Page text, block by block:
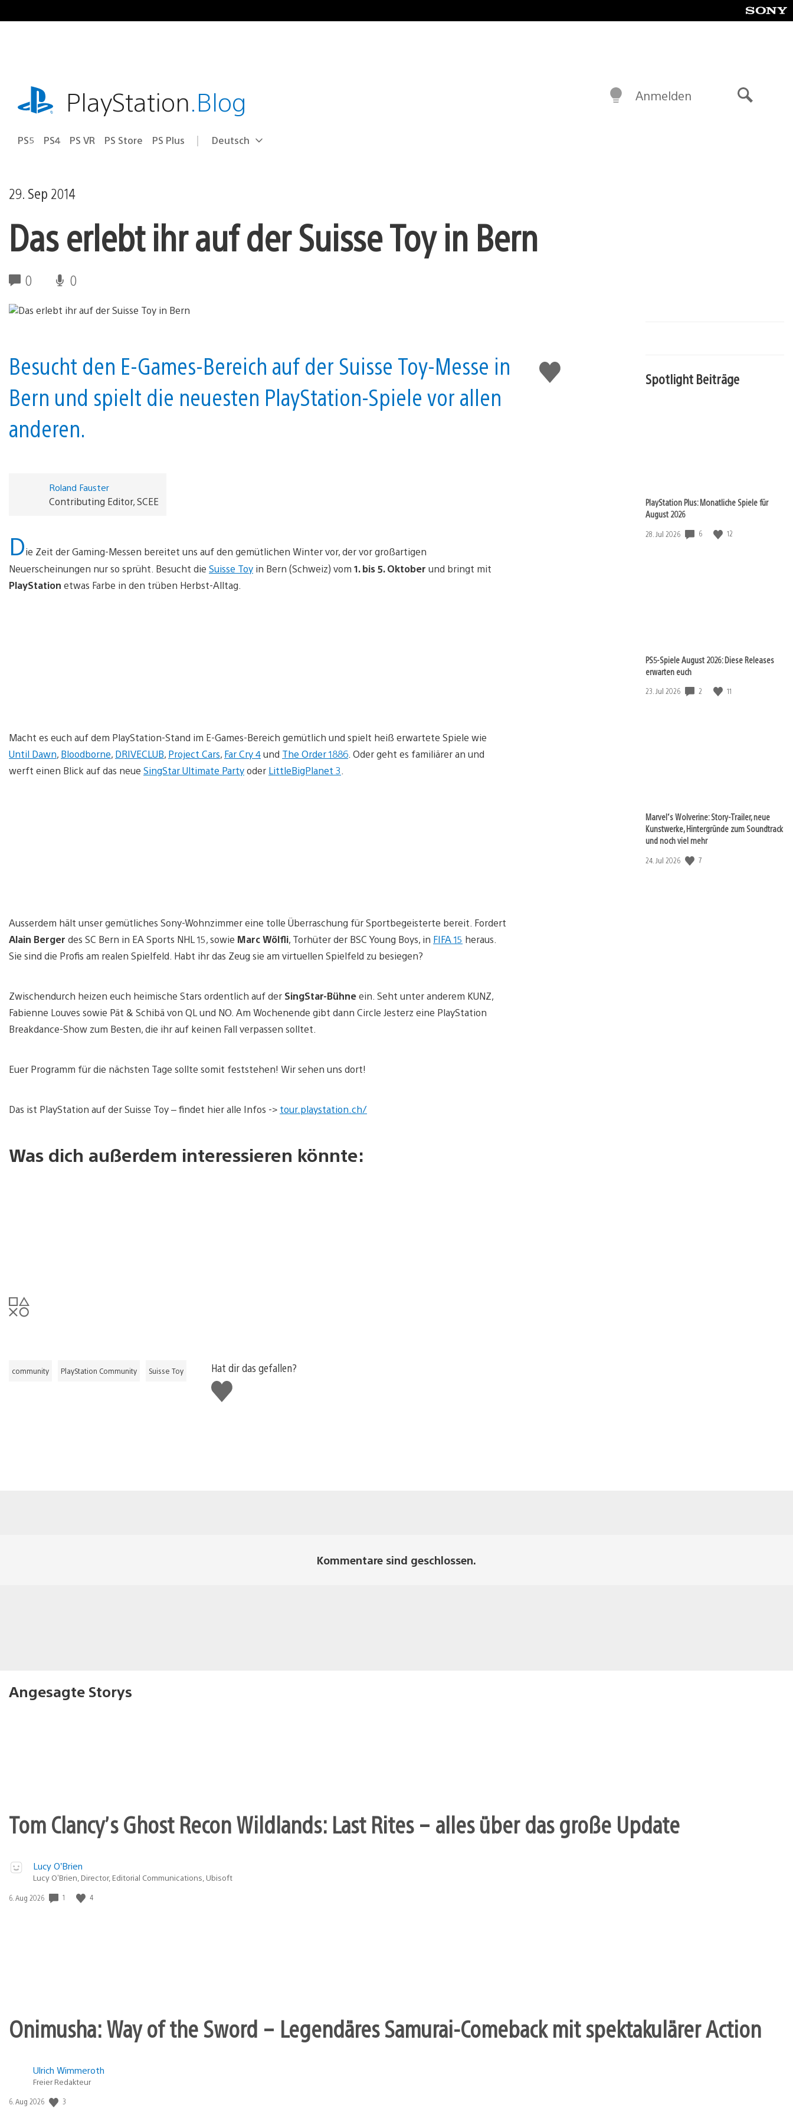
Inhalt
playstation.comPlayStation.Blog
PS5 PS4 PS VR PS Store PS Plus Select
Aktuelle
Deutsch
Anmelden
29. Sep 2014
Das erlebt ihr auf der Suisse Toy in Bern
0 0
Gefällt
mir
Besucht den E-Games-Bereich auf der Suisse Toy-Messe in
Bern und spielt die neuesten PlayStation-Spiele vor allen
anderen.
Roland Fauster
Contributing Editor, SCEE
Die Zeit der Gaming-Messen bereitet uns auf den gemütlichen Winter vor, der vor großartigen
Neuerscheinungen nur so sprüht. Besucht die Suisse Toy in Bern (Schweiz) vom 1. bis 5. Oktober und bringt mit
PlayStation etwas Farbe in den trüben Herbst-Alltag.
Macht es euch auf dem PlayStation-Stand im E-Games-Bereich gemütlich und spielt heiß erwartete Spiele wie
Until Dawn, Bloodborne, DRIVECLUB, Project Cars, Far Cry 4und The Order 1886 . Oder geht es familiärer an und
werft einen Blick auf das neue SingStar Ultimate Partyoder LittleBigPlanet 3
Ausserdem hält unser gemütliches Sony-Wohnzimmer eine tolle Überraschung für Sportbegeisterte bereit. Fordert
Alain Berger des SC Bern in EA Sports NHL 15, sowie Marc Wölfli, Torhüter der BSC Young Boys, in FIFA 15 heraus.
Sie sind die Profis am realen Spielfeld. Habt ihr das Zeug sie am virtuellen Spielfeld zu besiegen?
Zwischendurch heizen euch heimische Stars ordentlich auf der SingStar-Bühneein. Seht unter anderem KUNZ,
Fabienne Louves sowie Pät & Schibä von QL und NO. Am Wochenende gibt dann Circle Jesterz eine PlayStation
Breakdance-Show zum Besten, die ihr auf keinen Fall verpassen solltet.
Euer Programm für die nächsten Tage sollte somit feststehen! Wir sehen uns dort!
Das ist PlayStation auf der Suisse Toy – findet hier alle Infos -> tour.playstation.ch/
Was dich außerdem interessieren könnte:
community PlayStation Community Suisse Toy
Hat dir das gefallen?
Gefällt
mir
Spotlight Beiträge
PlayStation Plus: Monatliche Spiele für
August 2026
Veröffentlichungsdatum:
28. Jul 2026 6 12
PS5-Spiele August 2026: Diese Releases
erwarten euch
Veröffentlichungsdatum:
23. Jul 2026 2 11
Marvel‘s Wolverine: Story-Trailer, neue
Kunstwerke, Hintergründe zum Soundtrack
und noch viel mehr
Veröffentlichungsdatum:
24. Jul 2026 7
Kommentare sind geschlossen.
Angesagte Storys
Tom Clancy’s Ghost Recon Wildlands: Last Rites – alles über das große Update
Lucy O’Brien
Lucy O’Brien, Director, Editorial Communications, Ubisoft
Veröffentlichungsdatum:
6. Aug 2026 1 4
Onimusha: Way of the Sword – Legendäres Samurai-Comeback mit spektakulärer Action
Ulrich Wimmeroth
Freier Redakteur
Veröffentlichungsdatum:
6. Aug 2026 3